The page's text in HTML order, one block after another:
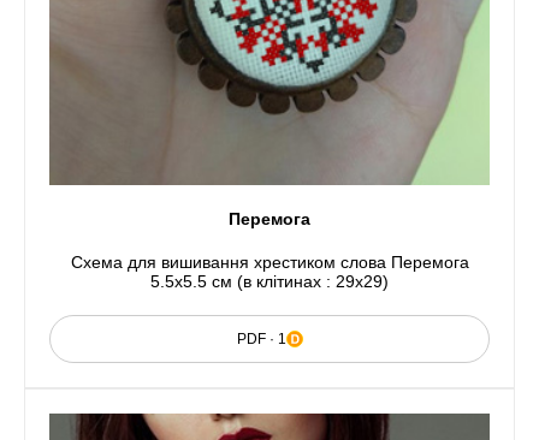
Перемога
Схема для вишивання хрестиком слова Перемога
5.5x5.5 см (в клітинах : 29x29)
PDF · 1